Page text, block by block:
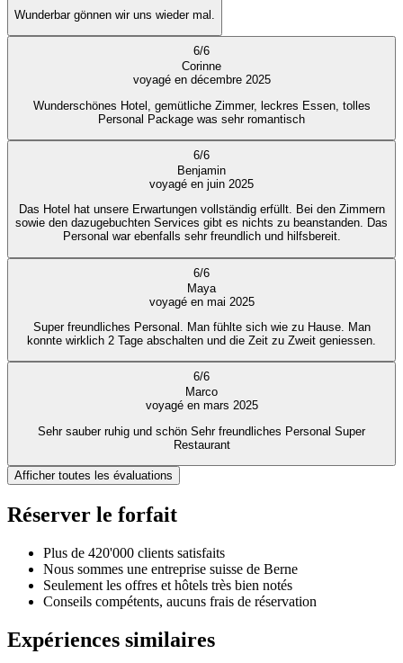
Wunderbar gönnen wir uns wieder mal.
6/6
Corinne
voyagé en décembre 2025
Wunderschönes Hotel, gemütliche Zimmer, leckres Essen, tolles
Personal Package was sehr romantisch
6/6
Benjamin
voyagé en juin 2025
Das Hotel hat unsere Erwartungen vollständig erfüllt. Bei den Zimmern
sowie den dazugebuchten Services gibt es nichts zu beanstanden. Das
Personal war ebenfalls sehr freundlich und hilfsbereit.
6/6
Maya
voyagé en mai 2025
Super freundliches Personal. Man fühlte sich wie zu Hause. Man
konnte wirklich 2 Tage abschalten und die Zeit zu Zweit geniessen.
6/6
Marco
voyagé en mars 2025
Sehr sauber ruhig und schön Sehr freundliches Personal Super
Restaurant
Afficher toutes les évaluations
Réserver le forfait
Plus de 420'000 clients satisfaits
Nous sommes une entreprise suisse de Berne
Seulement les offres et hôtels très bien notés
Conseils compétents, aucuns frais de réservation
Expériences similaires